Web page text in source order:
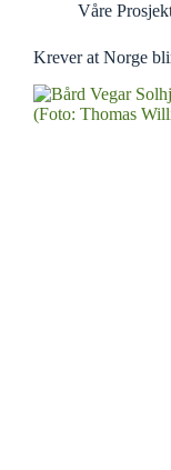
Våre
Krever at Norge